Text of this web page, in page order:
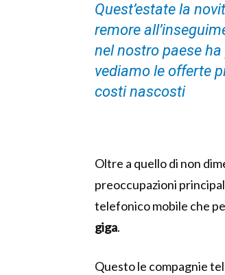
Quest’estate la
remore
nel nostro paese
vediamo le offerte
costi nascosti
Oltre a quello di non
preoccupazioni
telefonico mobile che
giga.
Questo le compagnie